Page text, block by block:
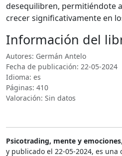
desequilibren, permitiéndote
crecer significativamente en
Información del
Autores: Germán Antelo
Fecha de publicación: 22-05-2024
Idioma: es
Páginas: 410
Valoración: Sin datos
Psicotrading, mente y emociones
y publicado el 22-05-2024, es